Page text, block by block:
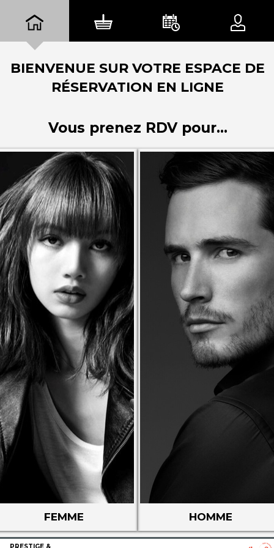
BIENVENUE SUR VOTRE ESPACE DE
RÉSERVATION EN LIGNE
Vous prenez RDV pour...
FEMME HOMME